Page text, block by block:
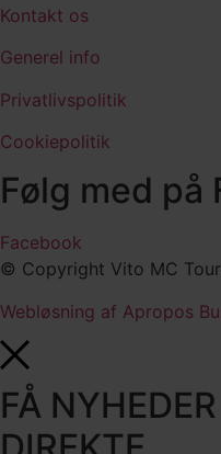
Kontakt os
Generel info
Privatlivspolitik
Cookiepolitik
Følg med på
Facebook
© Copyright Vito MC
Webløsning af Apropos
FÅ NYHEDER